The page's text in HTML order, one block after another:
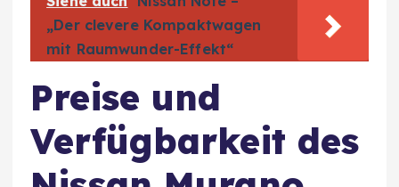
„Der clevere Kompaktwagen
mit Raumwunder-Effekt“
Preise und
Verfügbarkeit des